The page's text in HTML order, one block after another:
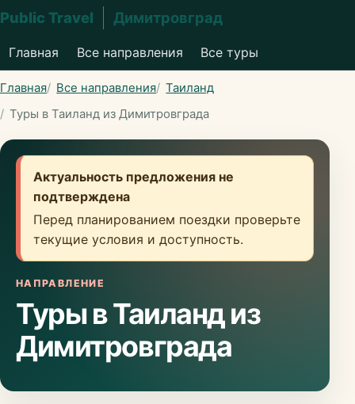
Public Travel Димитровград
Главная Все направления Все туры
Главная Все направления
Таиланд
Туры в Таиланд из Димитровграда
Актуальность предложения не
подтверждена
Перед планированием поездки проверьте
текущие условия и доступность.
НАПРАВЛЕНИЕ
Туры в Таиланд из
Димитровграда